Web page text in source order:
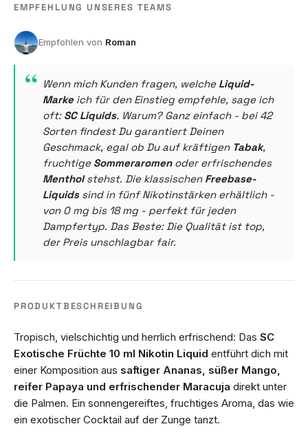
EMPFEHLUNG UNSERES TEAMS
Roman
Wenn mich Kunden fragen, welche Liquid-
Marke ich für den Einstieg empfehle, sage ich
oft: SC Liquids. Warum? Ganz einfach - bei 42
Sorten findest Du garantiert Deinen
Geschmack, egal ob Du auf kräftigen Tabak,
fruchtige Sommeraromenoder erfrischendes
Mentholstehst. Die klassischen Freebase-
Liquidssind in fünf Nikotinstärken erhältlich -
von 0 mg bis 18 mg - perfekt für jeden
Dampfertyp. Das Beste: Die Qualität ist top,
der Preis unschlagbar fair.
PRODUKTBESCHREIBUNG
Tropisch, vielschichtig und herrlich erfrischend: Das SC
Exotische Früchte 10 ml Nikotin Liquid entführt dich mit
einer Komposition aus saftiger Ananas, süßer Mango,
reifer Papaya und erfrischender Maracuja direkt unter
die Palmen. Ein sonnengereiftes, fruchtiges Aroma, das wie
ein exotischer Cocktail auf der Zunge tanzt.